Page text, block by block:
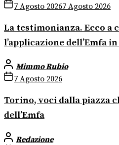
7 Agosto 20267 Agosto 2026
La testimonianza. Ecco a
l’applicazione dell’Emfa
Mimmo Rubio
7 Agosto 2026
Torino, voci dalla piazza
dell’Emfa
Redazione